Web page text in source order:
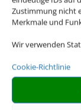
Zustimmung nicht
Merkmale und
Wir verwenden
Cookie-Richtlinie
Caribbean
Online